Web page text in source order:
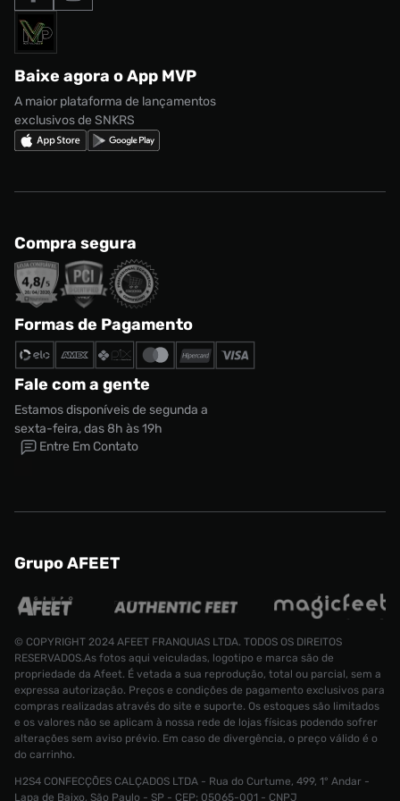
Acessórios
Marcas
adidas Adi2000
adidas Campus
Nike Shox
Termos de uso
Política de privacidade
Regulamento CRM/ CASHBACK
Regulamento Cupom
Formas de Pagamento
Solicite seus dados
Baixe agora o App MVP
A maior plataforma de lançamentos
exclusivos de SNKRS
Compra segura
Formas de Pagamento
Fale com a gente
Estamos disponíveis de segunda a
sexta-feira, das 8h às 19h
Entre Em Contato
Grupo AFEET
© COPYRIGHT 2024 AFEET FRANQUIAS LTDA. TODOS OS DIREITOS
RESERVADOS.As fotos aqui veiculadas, logotipo e marca são de
propriedade da Afeet. É vetada a sua reprodução, total ou parcial, sem a
expressa autorização. Preços e condições de pagamento exclusivos para
compras realizadas através do site e suporte. Os estoques são limitados
e os valores não se aplicam à nossa rede de lojas físicas podendo sofrer
alterações sem aviso prévio. Em caso de divergência, o preço válido é o
do carrinho.
H2S4 CONFECÇÕES CALÇADOS LTDA - Rua do Curtume, 499, 1° Andar -
Lapa de Baixo, São Paulo - SP - CEP: 05065-001 - CNPJ